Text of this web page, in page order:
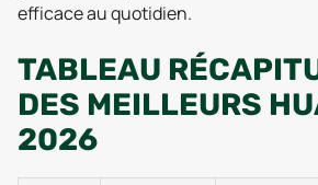
efficace au quotidien.
TABLEAU
DES MEILLEURS
2026